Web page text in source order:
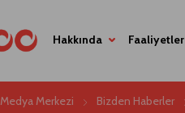
Hakkında Faaliyetler
Medya Merkezi Bizden Haberler